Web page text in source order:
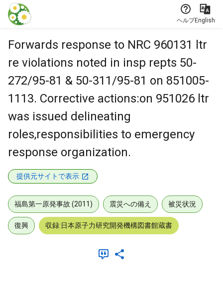
本文に飛ぶ
ヘルプEnglish
Forwards response to NRC 960131 ltr
re violations noted in insp repts 50-
272/95-81 & 50-311/95-81 on 851005-
1113. Corrective actions:on 951026 ltr
was issued delineating
roles,responsibilities to emergency
response organization.
提供元サイトで表示
福島第一原発事故 (2011) 震災への備え 被災状況
復興 収録:日本原子力研究開発機構図書館蔵書